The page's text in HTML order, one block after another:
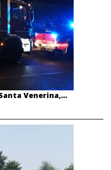
Venerina,...